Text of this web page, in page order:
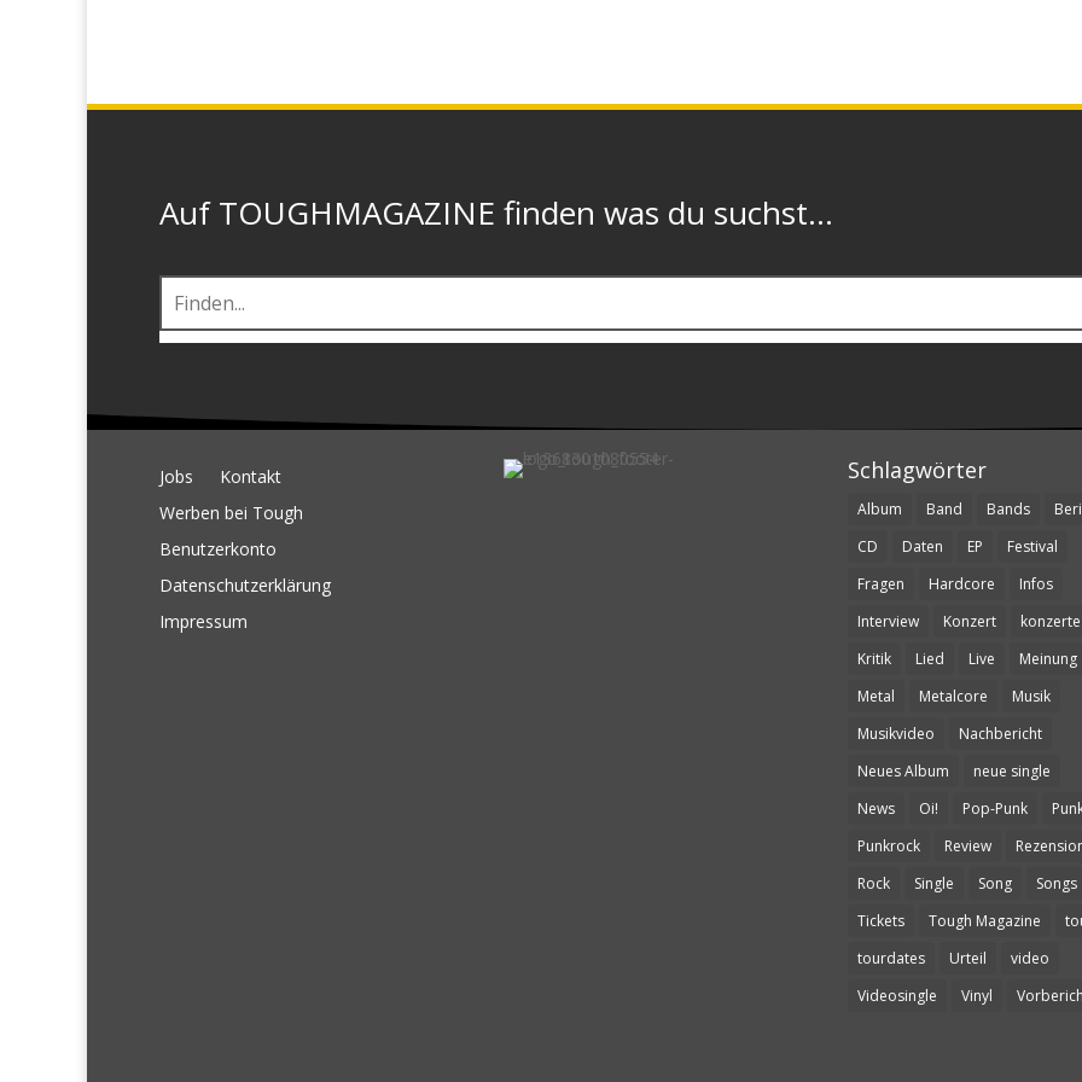
Auf TOUGHMAGAZINE finden was du suchst...
Jobs
Kontakt
Werben bei Tough
Benutzerkonto
Datenschutzerklärung
Impressum
Schlagwörter
Album Band Bands
CD
Daten EP
Festival
Fragen
Hardcore
Infos
Interview
Konzert
konzerte
Kritik
Lied Live
Meinung
Metal
Metalcore
Musik
Musikvideo
Nachbericht
Neues Album
neue single
News
Oi! Pop-Punk
Punkrock
Review
Rock
Single Song
Songs
Tickets
Tough Magazine
tourdates
Urteil
video
Videosingle
Vinyl